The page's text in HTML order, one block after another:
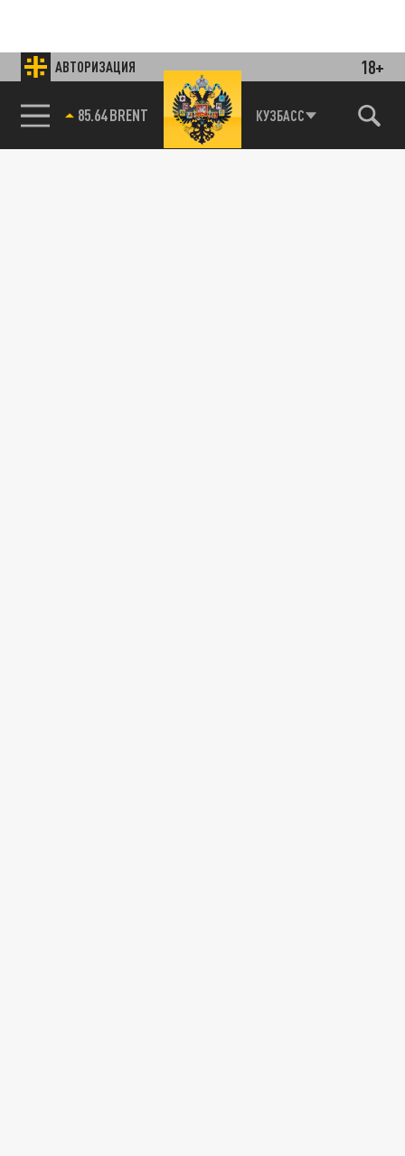
АВТОРИЗАЦИЯ 18+
85.64 BRENT КУЗБАСС